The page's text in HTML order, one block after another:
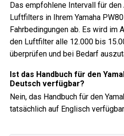
Das empfohlene Intervall für den
Luftfilters in Ihrem Yamaha
Fahrbedingungen ab. Es wird im
den Luftfilter alle 12.000 bis
überprüfen und bei Bedarf
Ist das Handbuch für den
Deutsch verfügbar?
Nein, das Handbuch für den
tatsächlich auf Englisch